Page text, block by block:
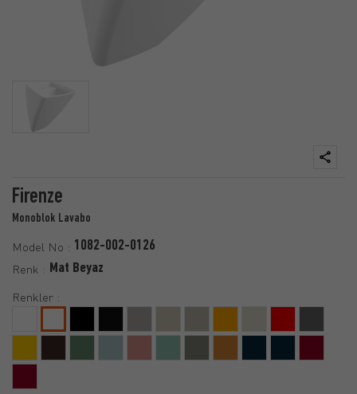
Firenze
Monoblok Lavabo
Model No : 1082-002-0126
Renk : Mat Beyaz
Renkler :